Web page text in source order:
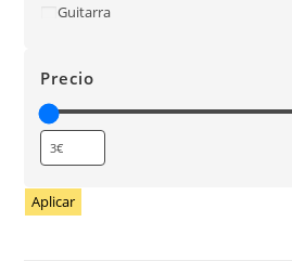
Guitarra
Precio
Aplicar